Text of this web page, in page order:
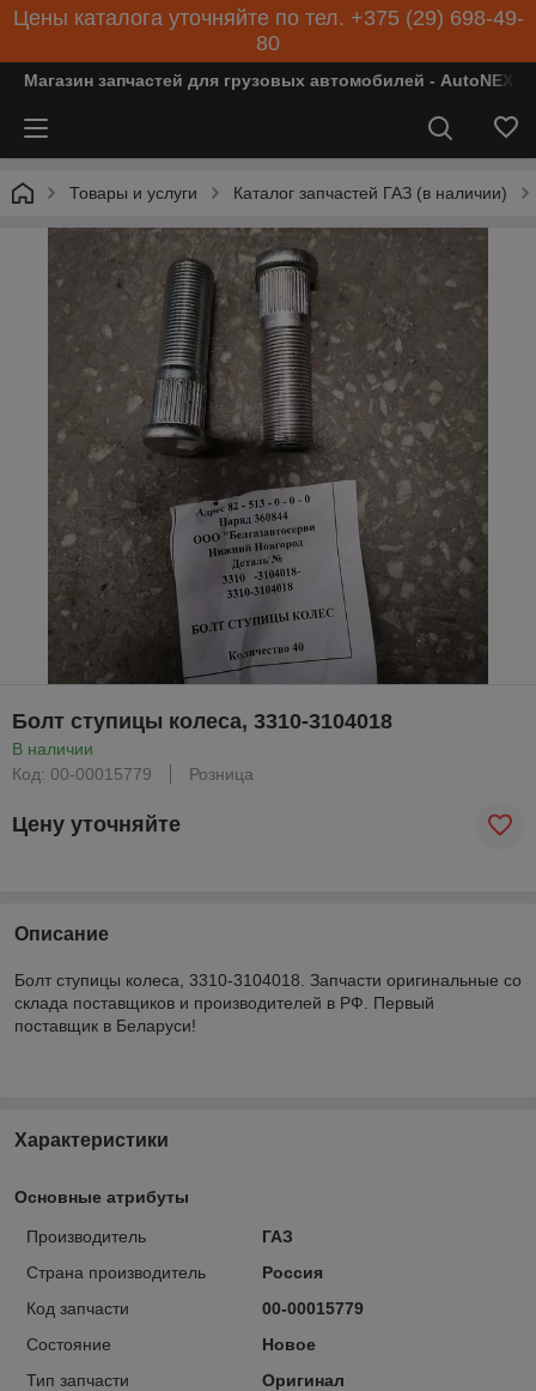
Цены каталога уточняйте по тел. +375 (29) 698-49-
80
Магазин запчастей для грузовых автомобилей - AutoNEXT
Товары и услуги Каталог запчастей ГАЗ (в наличии)
Болт ступицы колеса, 3310-3104018
В наличии
Код: 00-00015779
Розница
Цену уточняйте
Описание
Болт ступицы колеса, 3310-3104018. Запчасти оригинальные со
склада поставщиков и производителей в РФ. Первый
поставщик в Беларуси!
Характеристики
Основные атрибуты
Производитель
ГАЗ
Страна производитель
Россия
Код запчасти
00-00015779
Состояние
Новое
Тип запчасти
Оригинал